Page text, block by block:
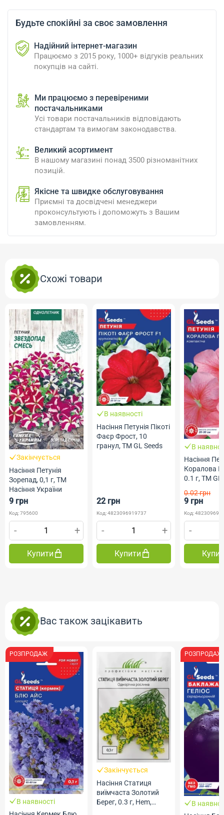
Будьте спокійні за своє замовлення
Надійний інтернет-магазин
Працюємо з 2015 року, 1000+ відгуків реальних
покупців на сайті.
Ми працюємо з перевіреними
постачальниками
Усі товари постачальників відповідають
стандартам та вимогам законодавства.
Великий асортимент
В нашому магазині понад 3500 різноманітних
позицій.
Якісне та швидке обслуговування
Приємні та досвідчені менеджери
проконсультують і допоможуть з Вашим
замовленням.
Схожі товари
Закінчується
Насіння Петунія
Зорепад, 0,1 г, ТМ
Насіння України
9 грн
Код: 795600
- +
Купити
В наявності
Насіння Петунія Пікоті
Фаєр Фрост, 10
гранул, ТМ GL Seeds
22 грн
Код: 4823096919737
- +
Купити
В
Насіння
Коралова
0.1 г, ТМ GL
0.02 грн
9 грн
Код:
-
Вас також зацікавить
РОЗПРОДАЖ
В наявності
Закінчується
Насіння Статиця
виїмчаста Золотий
Берег, 0.3 г, Hem,
РОЗПРОДАЖ
В